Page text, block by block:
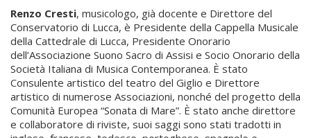
Renzo Cresti, musicologo, già docente e Direttore del
Conservatorio di Lucca, è Presidente della Cappella Musicale
della Cattedrale di Lucca, Presidente Onorario
dell’Associazione Suono Sacro di Assisi e Socio Onorario della
Società Italiana di Musica Contemporanea. È stato
Consulente artistico del teatro del Giglio e Direttore
artistico di numerose Associazioni, nonché del progetto della
Comunità Europea “Sonata di Mare”. È stato anche direttore
e collaboratore di riviste, suoi saggi sono stati tradotti in